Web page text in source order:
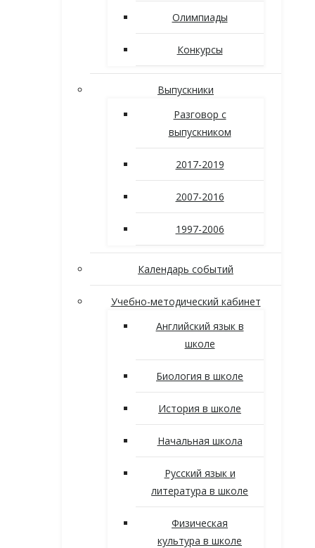
Олимпиады
Конкурсы
Выпускники
Разговор с
выпускником
2017-2019
2007-2016
1997-2006
Календарь событий
Учебно-методический кабинет
Английский язык в
школе
Биология в школе
История в школе
Начальная школа
Русский язык и
литература в школе
Физическая
культура в школе